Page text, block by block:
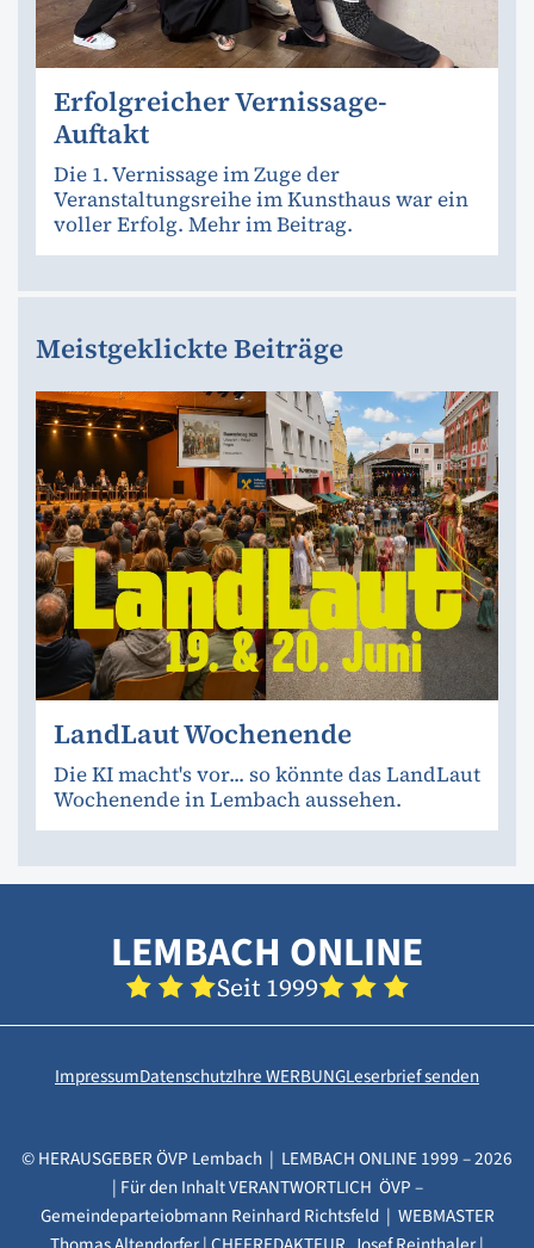
Erfolgreicher Vernissage-
Auftakt
Die 1. Vernissage im Zuge der
Veranstaltungsreihe im Kunsthaus war ein
voller Erfolg. Mehr im Beitrag.
Meistgeklickte Beiträge
LandLaut Wochenende
Die KI macht's vor... so könnte das LandLaut
Wochenende in Lembach aussehen.
LEMBACH ONLINE
Seit 1999
ImpressumDatenschutzIhre WERBUNGLeserbrief senden
© HERAUSGEBER ÖVP Lembach | LEMBACH ONLINE 1999 – 2026
| Für den Inhalt VERANTWORTLICH ÖVP –
Gemeindeparteiobmann Reinhard Richtsfeld | WEBMASTER